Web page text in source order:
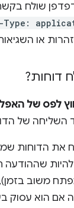
שולח בקשת
Type:
או השגיאות
של
של
שההודעה
משוב בזמן),
עסוק